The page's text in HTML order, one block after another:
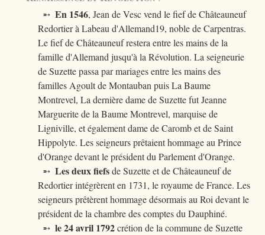
➵ En 1546, Jean de Vesc vend le fief de Châteauneuf
Redortier à Labeau d'Allemand19, noble de Carpentras.
Le fief de Châteauneuf restera entre les mains de la
famille d'Allemand jusqu'à la Révolution. La seigneurie
de Suzette passa par mariages entre les mains des
familles Agoult de Montauban puis La Baume
Montrevel, La dernière dame de Suzette fut Jeanne
Marguerite de la Baume Montrevel, marquise de
Ligniville, et également dame de Caromb et de Saint
Hippolyte. Les seigneurs prêtaient hommage au Prince
d'Orange devant le président du Parlement d'Orange.
➵ Les deux fiefsde Suzette et de Châteauneuf de
Redortier intégrèrent en 1731, le royaume de France. Les
seigneurs prêtèrent hommage désormais au Roi devant le
président de la chambre des comptes du Dauphiné.
➵ le 24 avril 1792crétion de la commune de Suzette